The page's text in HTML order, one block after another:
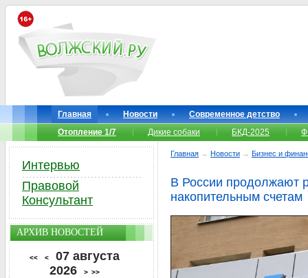
Главная Новости
Современное детство
Отопление 1/7
Дикие собаки БКД-2025
Главная → Новости → Бизнес и
В России продолжают
накопительным счетам
Интервью
Правовой
Консультант
АРХИВ НОВОСТЕЙ
<< <
07 августа
2026
> >>